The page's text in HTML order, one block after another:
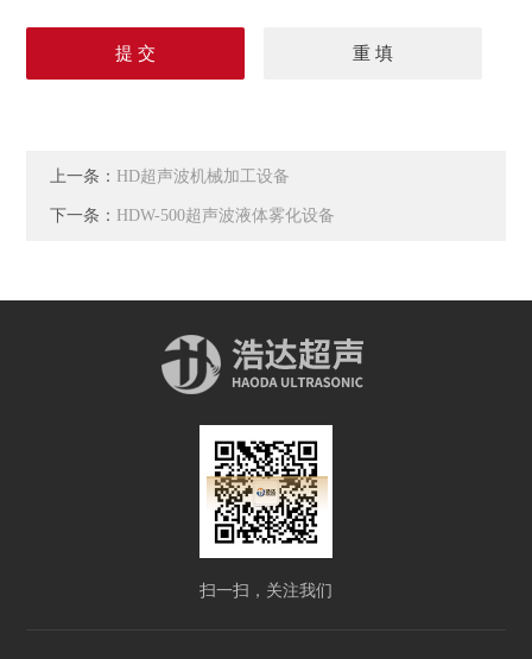
上一条： HD超声波机械加工设备
下一条： HDW-500超声波液体雾化设备
扫一扫，关注我们